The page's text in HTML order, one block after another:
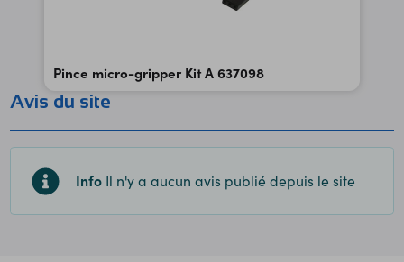
Pince micro-gripper Kit A 637098
Avis du site
Info Il n'y a aucun avis publié depuis le site